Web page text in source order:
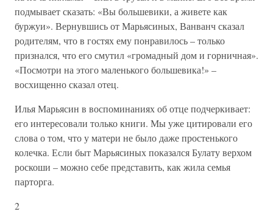
подмывает сказать: «Вы большевики, а живете как
буржуи». Вернувшись от Марьясиных, Ванванч сказал
родителям, что в гостях ему понравилось – только
признался, что его смутил «громадный дом и горничная».
«Посмотри на этого маленького большевика!» –
восхищенно сказал отец.
Илья Марьясин в воспоминаниях об отце подчеркивает:
его интересовали только книги. Мы уже цитировали его
слова о том, что у матери не было даже простенького
колечка. Если быт Марьясиных показался Булату верхом
роскоши – можно себе представить, как жила семья
парторга.
2